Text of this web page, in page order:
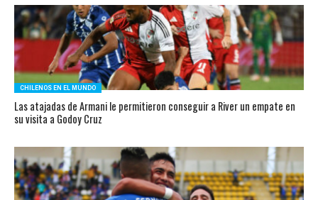
CHILENOS EN EL MUNDO
Las atajadas de Armani le permitieron conseguir a River un empate en
su visita a Godoy Cruz